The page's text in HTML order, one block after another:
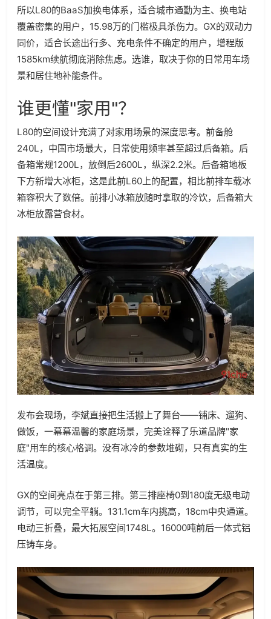
所以L80的BaaS加换电体系，适合城市通勤为主、换电站
覆盖密集的用户，15.98万的门槛极具杀伤力。GX的双动力
同价，适合长途出行多、充电条件不确定的用户，增程版
1585km续航彻底消除焦虑。选谁，取决于你的日常用车场
景和居住地补能条件。
谁更懂"家用"？
L80的空间设计充满了对家用场景的深度思考。前备舱
240L，中国市场最大，日常使用频率甚至超过后备箱。后
备箱常规1200L，放倒后2600L，纵深2.2米。后备箱地板
下方新增大冰柜，这是此前L60上的配置，相比前排车载冰
箱容积大了数倍。前排小冰箱放随时拿取的冷饮，后备箱大
冰柜放露营食材。
发布会现场，李斌直接把生活搬上了舞台——铺床、遛狗、
做饭，一幕幕温馨的家庭场景，完美诠释了乐道品牌"家
庭"用车的核心格调。没有冰冷的参数堆砌，只有真实的生
活温度。
GX的空间亮点在于第三排。第三排座椅0到180度无级电动
调节，可以完全平躺。131.1cm车内挑高，18cm中央通道。
电动三折叠，最大拓展空间1748L。16000吨前后一体式铝
压铸车身。